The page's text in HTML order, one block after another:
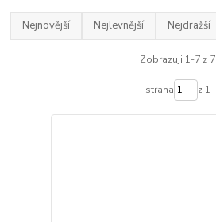
Nejnovější Nejlevnější Nejdražší
Zobrazuji 1-7 z 7
strana z 1